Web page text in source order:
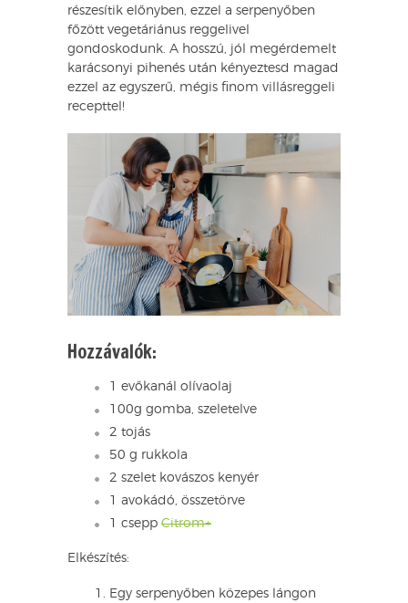
részesítik előnyben, ezzel a serpenyőben
főzött vegetáriánus reggelivel
gondoskodunk. A hosszú, jól megérdemelt
karácsonyi pihenés után kényeztesd magad
ezzel az egyszerű, mégis finom villásreggeli
recepttel!
Hozzávalók:
1 evőkanál olívaolaj
100g gomba, szeletelve
2 tojás
50 g rukkola
2 szelet kovászos kenyér
1 avokádó, összetörve
1 csepp Citrom+
Elkészítés:
Egy serpenyőben közepes lángon